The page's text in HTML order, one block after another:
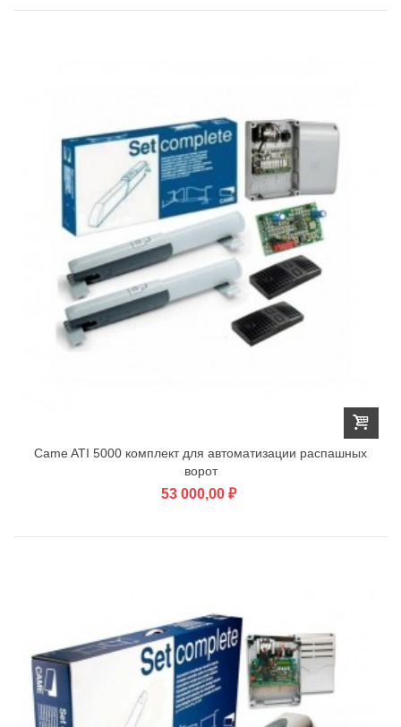
Came ATI 5000 комплект для автоматизации распашных
ворот
53 000,00 ₽